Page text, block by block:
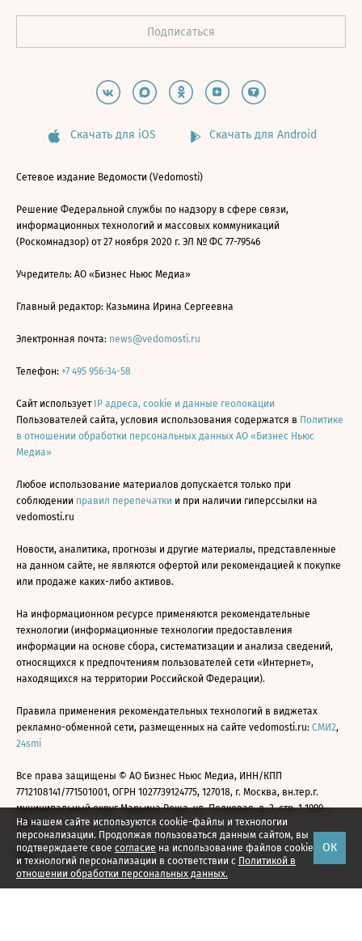
На нашем сайте используются cookie-файлы и технологии
персонализации. Продолжая пользоваться данным сайтом, вы
подтверждаете свое согласие на использование файлов cookie
и технологий персонализации в соответствии с Политикой в
отношении обработки персональных данных.
ОК
Скачать для iOS Скачать для Android
Сетевое издание Ведомости (Vedomosti)
Решение Федеральной службы по надзору в сфере связи,
информационных технологий и массовых коммуникаций
(Роскомнадзор) от 27 ноября 2020 г. ЭЛ № ФС 77-79546
Учредитель: АО «Бизнес Ньюс Медиа»
Главный редактор: Казьмина Ирина Сергеевна
Электронная почта: news@vedomosti.ru
Телефон: +7 495 956-34-58
Сайт использует IP адреса, cookie и данные геолокации
Пользователей сайта, условия использования содержатся в Политике
в отношении обработки персональных данных АО «Бизнес Ньюс
Медиа»
Любое использование материалов допускается только при
соблюдении правил перепечатки и при наличии гиперссылки на
vedomosti.ru
Новости, аналитика, прогнозы и другие материалы, представленные
на данном сайте, не являются офертой или рекомендацией к покупке
или продаже каких-либо активов.
На информационном ресурсе применяются рекомендательные
технологии (информационные технологии предоставления
информации на основе сбора, систематизации и анализа сведений,
относящихся к предпочтениям пользователей сети «Интернет»,
находящихся на территории Российской Федерации).
Правила применения рекомендательных технологий в виджетах
рекламно-обменной сети, размещенных на сайте vedomosti.ru: СМИ2,
24smi
Все права защищены © АО Бизнес Ньюс Медиа, ИНН/КПП
7712108141/771501001, ОГРН 1027739124775, 127018, г. Москва, вн.тер.г.
муниципальный округ Марьина Роща, ул. Полковая, д. 3, стр. 1 1999—
2026